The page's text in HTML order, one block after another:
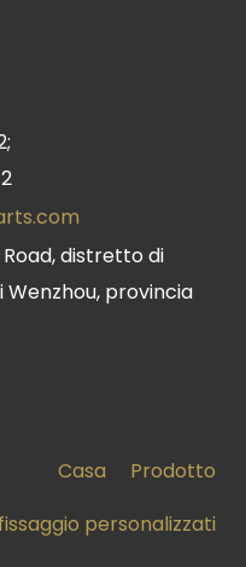
Road, distretto di
Wenzhou, provincia
Casa
Prodotto
personalizzati